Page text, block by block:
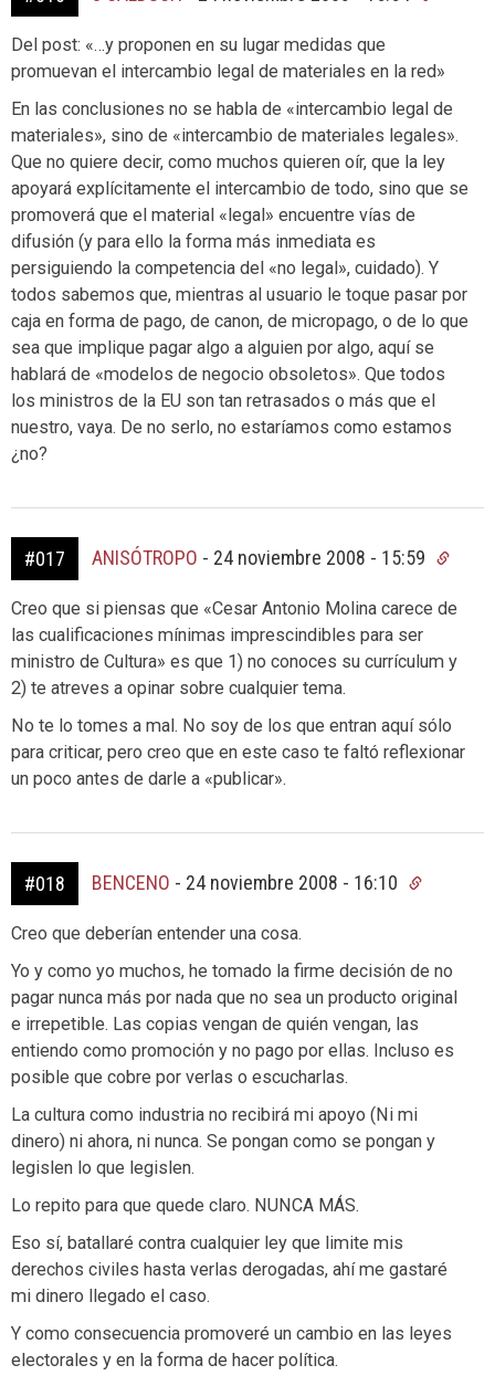
Del post: «…y proponen en su lugar medidas que
promuevan el intercambio legal de materiales en la red»
En las conclusiones no se habla de «intercambio legal de
materiales», sino de «intercambio de materiales legales».
Que no quiere decir, como muchos quieren oír, que la ley
apoyará explícitamente el intercambio de todo, sino que se
promoverá que el material «legal» encuentre vías de
difusión (y para ello la forma más inmediata es
persiguiendo la competencia del «no legal», cuidado). Y
todos sabemos que, mientras al usuario le toque pasar por
caja en forma de pago, de canon, de micropago, o de lo que
sea que implique pagar algo a alguien por algo, aquí se
hablará de «modelos de negocio obsoletos». Que todos
los ministros de la EU son tan retrasados o más que el
nuestro, vaya. De no serlo, no estaríamos como estamos
¿no?
#017 ANISÓTROPO - 24 noviembre 2008 - 15:59
Creo que si piensas que «Cesar Antonio Molina carece de
las cualificaciones mínimas imprescindibles para ser
ministro de Cultura» es que 1) no conoces su currículum y
2) te atreves a opinar sobre cualquier tema.
No te lo tomes a mal. No soy de los que entran aquí sólo
para criticar, pero creo que en este caso te faltó reflexionar
un poco antes de darle a «publicar».
#018 BENCENO - 24 noviembre 2008 - 16:10
Creo que deberían entender una cosa.
Yo y como yo muchos, he tomado la firme decisión de no
pagar nunca más por nada que no sea un producto original
e irrepetible. Las copias vengan de quién vengan, las
entiendo como promoción y no pago por ellas. Incluso es
posible que cobre por verlas o escucharlas.
La cultura como industria no recibirá mi apoyo (Ni mi
dinero) ni ahora, ni nunca. Se pongan como se pongan y
legislen lo que legislen.
Lo repito para que quede claro. NUNCA MÁS.
Eso sí, batallaré contra cualquier ley que limite mis
derechos civiles hasta verlas derogadas, ahí me gastaré
mi dinero llegado el caso.
Y como consecuencia promoveré un cambio en las leyes
electorales y en la forma de hacer política.